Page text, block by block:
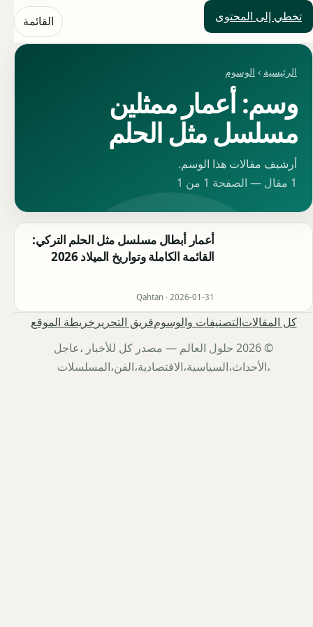
تخطي إلى المحتوى
حلول العالم القائمة
الرئيسية › الوسوم
وسم: أعمار ممثلين
مسلسل مثل الحلم
أرشيف مقالات هذا الوسم.
1 مقال — الصفحة 1 من 1
أعمار أبطال مسلسل مثل الحلم التركي:
القائمة الكاملة وتواريخ الميلاد 2026
Qahtan · 2026-01-31
كل المقالاتالتصنيفات والوسومفريق التحرير خريطة الموقع
© 2026 حلول العالم — مصدر كل للأخبار ،عاجل
،الأحداث،السياسية،الاقتصادية،الفن،المسلسلات